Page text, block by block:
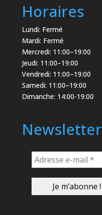
Horaires
Lundi: Fermé
Mardi: Fermé
Mercredi: 11:00–19:00
Jeudi: 11:00–19:00
Vendredi: 11:00–19:00
Samedi: 11:00–19:00
Dimanche: 14:00-19:00
Newsletter